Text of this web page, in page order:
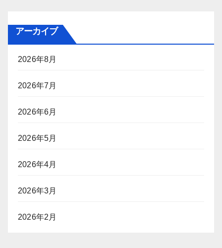
アーカイブ
2026年8月
2026年7月
2026年6月
2026年5月
2026年4月
2026年3月
2026年2月